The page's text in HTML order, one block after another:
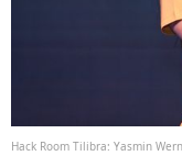
Hack Room Tilibra: Yasmin